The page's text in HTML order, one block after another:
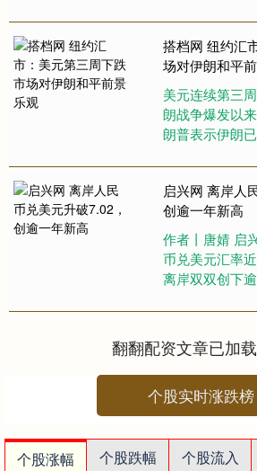
数结束年初三
搭档网 纽约汇
场对伊朗和平
美元连续第三
朗战争爆发以
朗普表示伊朗
放，提振了市
的....
启兴网 离岸人
创逾一年新高
作者丨唐婧 启
币兑美元汇率
离岸双双创下
岸人民币兑美
翻翻配资文章已加
个股实时涨跌榜
个股涨幅 个股跌幅 个股流入